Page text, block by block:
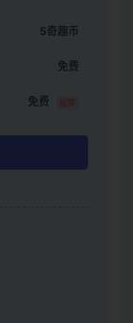
5奇趣币
免费
免费 推荐